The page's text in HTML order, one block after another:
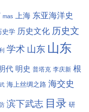
mas 上海 东亚海洋史
史学 历史文化 历史文
学术 山东 山东
代 明史 普塔克 李庆新 根
海上丝绸之路 海交史
滨下武志 目录 研